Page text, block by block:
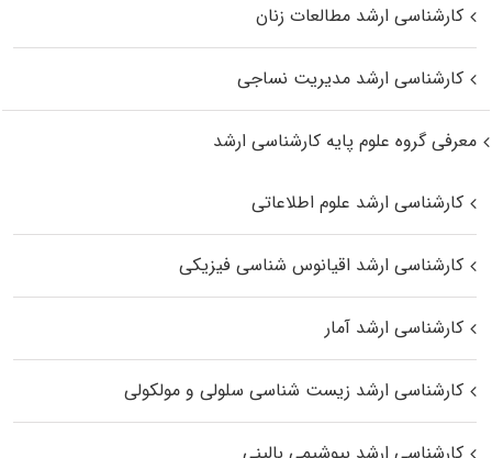
کارشناسی ارشد مطالعات زنان
کارشناسی ارشد مدیریت نساجی
معرفی گروه علوم پایه کارشناسی ارشد
کارشناسی ارشد علوم اطلاعاتی
کارشناسی ارشد اقیانوس‌ شناسی فیزیکی
کارشناسی ارشد آمار
کارشناسی ارشد زیست شناسی سلولی و مولکولی